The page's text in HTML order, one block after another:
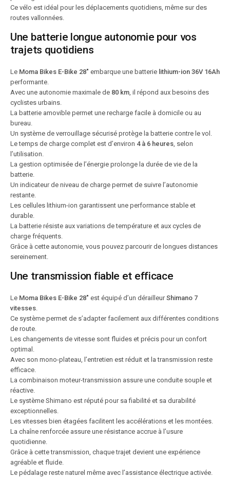
Ce vélo est idéal pour les déplacements quotidiens, même sur des
routes vallonnées.
Une batterie longue autonomie pour vos
trajets quotidiens
Le Moma Bikes E-Bike 28″ embarque une batterie lithium-ion 36V 16Ah
performante.
Avec une autonomie maximale de 80 km, il répond aux besoins des
cyclistes urbains.
La batterie amovible permet une recharge facile à domicile ou au
bureau.
Un système de verrouillage sécurisé protège la batterie contre le vol.
Le temps de charge complet est d’environ 4 à 6 heures, selon
l’utilisation.
La gestion optimisée de l’énergie prolonge la durée de vie de la
batterie.
Un indicateur de niveau de charge permet de suivre l’autonomie
restante.
Les cellules lithium-ion garantissent une performance stable et
durable.
La batterie résiste aux variations de température et aux cycles de
charge fréquents.
Grâce à cette autonomie, vous pouvez parcourir de longues distances
sereinement.
Une transmission fiable et efficace
Le Moma Bikes E-Bike 28″ est équipé d’un dérailleurShimano 7
vitesses.
Ce système permet de s’adapter facilement aux différentes conditions
de route.
Les changements de vitesse sont fluides et précis pour un confort
optimal.
Avec son mono-plateau, l’entretien est réduit et la transmission reste
efficace.
La combinaison moteur-transmission assure une conduite souple et
réactive.
Le système Shimano est réputé pour sa fiabilité et sa durabilité
exceptionnelles.
Les vitesses bien étagées facilitent les accélérations et les montées.
La chaîne renforcée assure une résistance accrue à l’usure
quotidienne.
Grâce à cette transmission, chaque trajet devient une expérience
agréable et fluide.
Le pédalage reste naturel même avec l’assistance électrique activée.